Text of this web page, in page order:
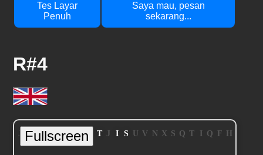
Tes Layar
Penuh
Saya mau, pesan
sekarang...
R#4